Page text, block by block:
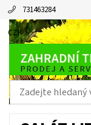
731463284
CZK